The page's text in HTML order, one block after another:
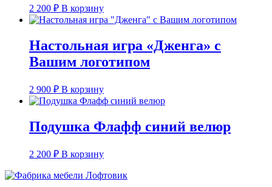
2 200 ₽ В корзину
Настольная игра «Дженга» с
Вашим логотипом
2 900 ₽ В корзину
Подушка Флафф синий велюр
2 200 ₽ В корзину